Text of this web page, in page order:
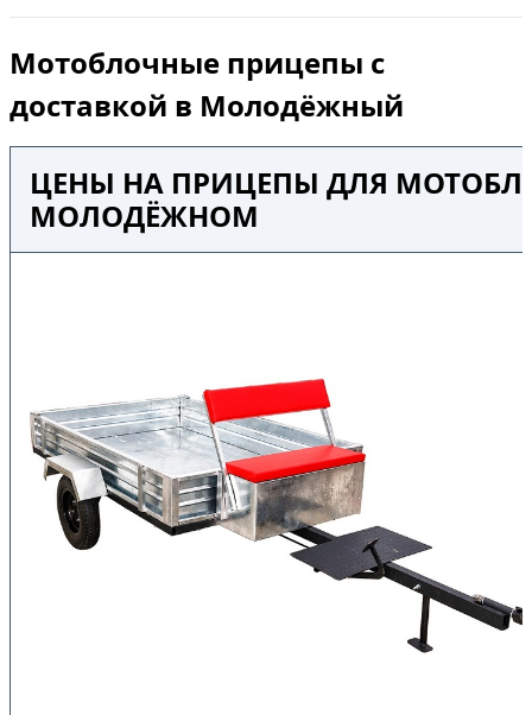
Мотоблочные прицепы с
доставкой в Молодёжный
ЦЕНЫ НА ПРИЦЕПЫ ДЛЯ
МОЛОДЁЖНОМ